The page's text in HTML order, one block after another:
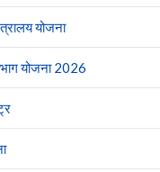
योजना
योजना 2026